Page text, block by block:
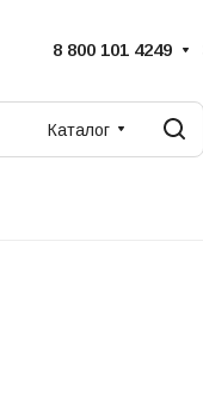
8 800 101 4249
Каталог